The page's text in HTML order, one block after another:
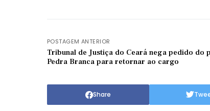
POSTAGEM ANTERIOR
Tribunal de Justiça do Ceará nega pedido do prefeito de
Pedra Branca para retornar ao cargo
Share